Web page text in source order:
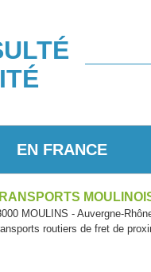
EN FRANCE
MOULINS - Auvergne-
routiers de fret de